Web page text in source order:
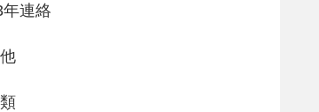
年連絡